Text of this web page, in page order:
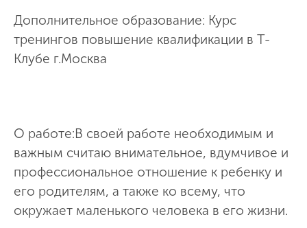
Дополнительное образование: Курс
тренингов повышение квалификации в Т-
Клубе г.Москва
О работе:В своей работе необходимым и
важным считаю внимательное, вдумчивое и
профессиональное отношение к ребенку и
его родителям, а также ко всему, что
окружает маленького человека в его жизни.